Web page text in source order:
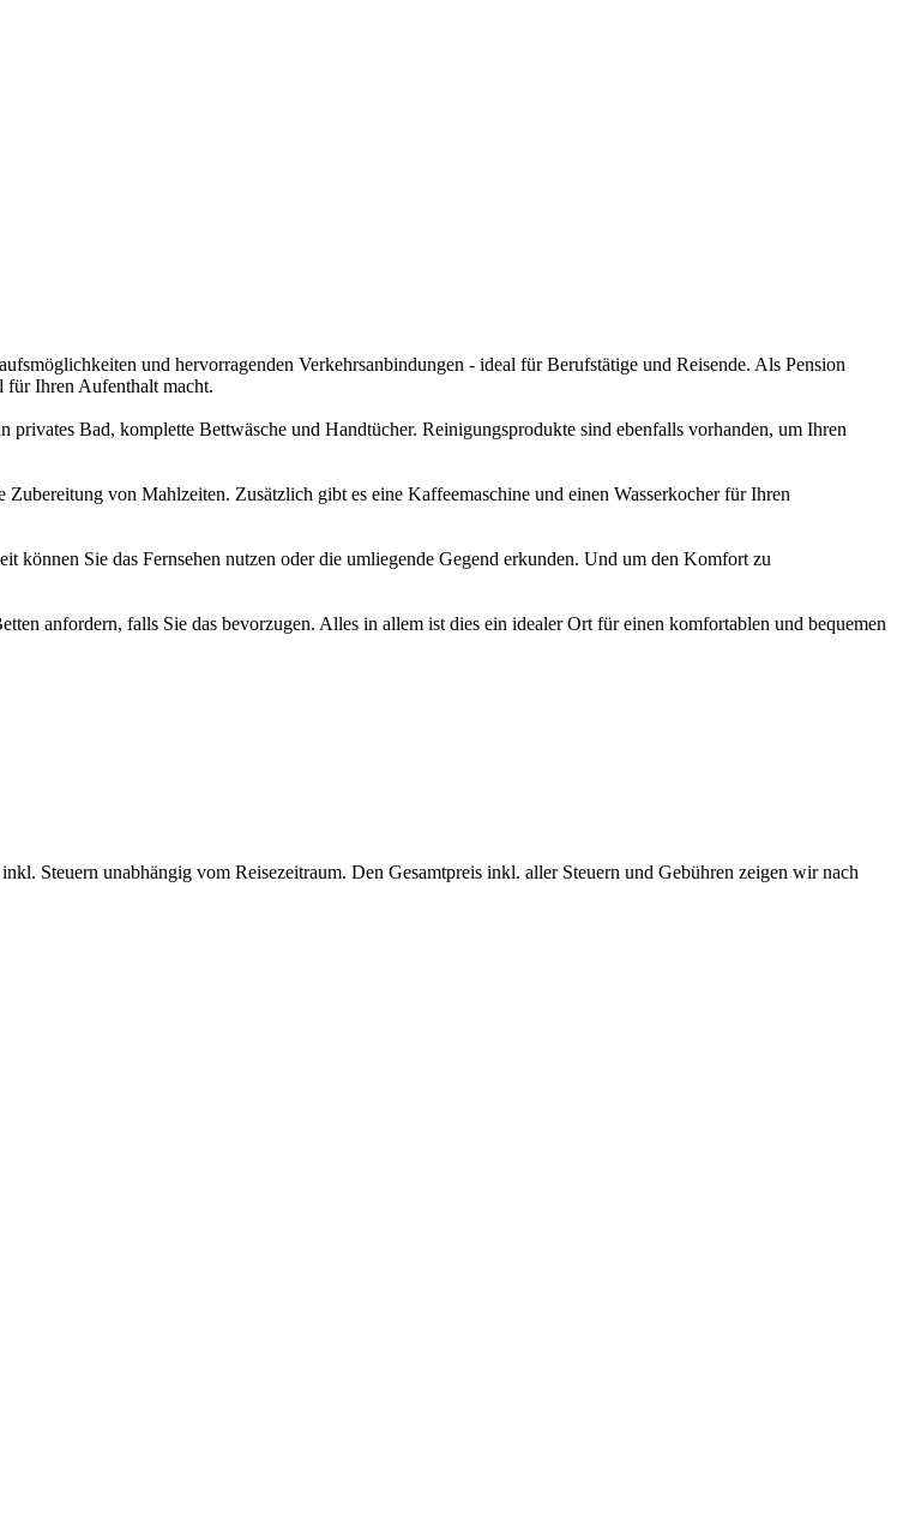
und hervorragenden Verkehrsanbindungen - ideal für Berufstätige und Reisende. Als Pension
für Ihren Aufenthalt macht.
Bad, komplette Bettwäsche und Handtücher. Reinigungsprodukte sind ebenfalls vorhanden, um Ihren
von Mahlzeiten. Zusätzlich gibt es eine Kaffeemaschine und einen Wasserkocher für Ihren
Sie das Fernsehen nutzen oder die umliegende Gegend erkunden. Und um den Komfort zu
anfordern, falls Sie das bevorzugen. Alles in allem ist dies ein idealer Ort für einen komfortablen und bequemen
Steuern unabhängig vom Reisezeitraum. Den Gesamtpreis inkl. aller Steuern und Gebühren zeigen wir nach